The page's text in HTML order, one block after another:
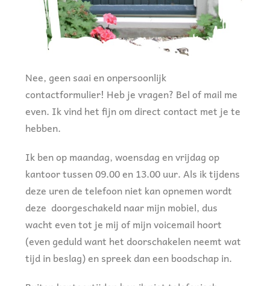
Nee, geen saai en onpersoonlijk
contactformulier! Heb je vragen? Bel of mail me
even. Ik vind het fijn om direct contact met je te
hebben.
Ik ben op maandag, woensdag en vrijdag op
kantoor tussen 09.00 en 13.00 uur. Als ik tijdens
deze uren de telefoon niet kan opnemen wordt
deze doorgeschakeld naar mijn mobiel, dus
wacht even tot je mij of mijn voicemail hoort
(even geduld want het doorschakelen neemt wat
tijd in beslag) en spreek dan een boodschap in.